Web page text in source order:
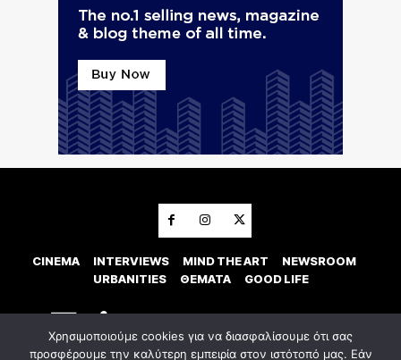
CINEMA INTERVIEWS MIND THE ART
NEWSROOM
URBANITIES
ΘΕΜΑΤΑ GOOD LIFE
Χρησιμοποιούμε cookies για να διασφαλίσουμε ότι σας
προσφέρουμε την καλύτερη εμπειρία στον ιστότοπό μας. Εάν